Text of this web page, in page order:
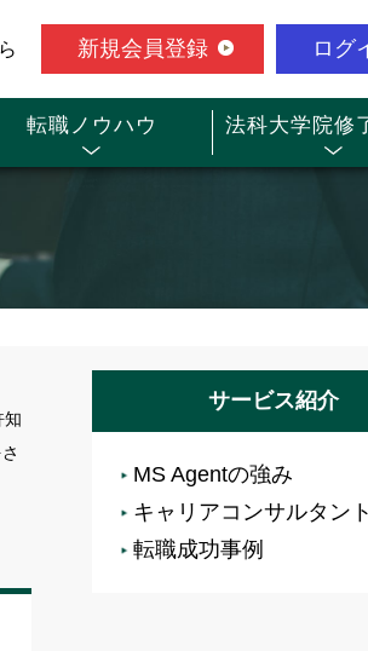
新規会員登録 ログ
転職ノウハウ 法科大学院修
知
サービス紹介
MS Agentの強み
キャリアコンサルタン
転職成功事例